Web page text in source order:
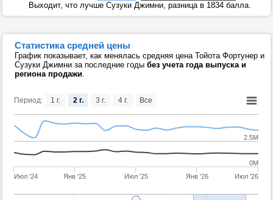
Выходит, что лучше Сузуки Джимни, разница в 1834 балла.
Статистика средней цены
График показывает, как менялась средняя цена Тойота Фортунер и
Сузуки Джимни за последние годы без учета года выпуска и
региона продажи.
Период:
Июл '24 Янв '25 Июл '25 Янв '26 Июл '26
0M
2.5M
1 г. 2 г. 3 г. 4 г. Все